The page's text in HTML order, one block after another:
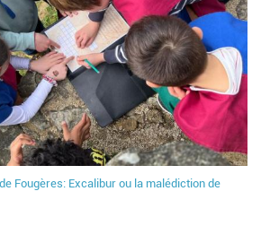
Fougères: Excalibur ou la malédiction de